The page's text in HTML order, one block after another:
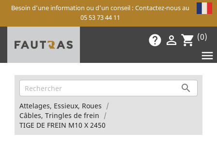
Besoin d’une information ou d’un conseil : Contactez-nous au
05 53 73 44 11
help  shopping_cart (0)


Attelages, Essieux, Roues
Câbles, Tringles de frein
TIGE DE FREIN M10 X 2450